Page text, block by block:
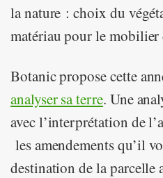
la nature : choix du
matériau pour le
Botanic propose cette
analyser sa terre. Une
avec l’interprétation de
les amendements qu’il
destination de la parcelle